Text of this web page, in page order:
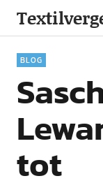
BLOG
tot